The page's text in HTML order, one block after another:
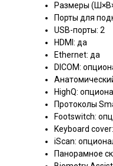
Размеры
Порты для
USB-порты: 2
HDMI: да
Ethernet: да
DICOM:
HighQ:
Протоколы
Footswitch:
Keyboard
iScan:
Панорамное